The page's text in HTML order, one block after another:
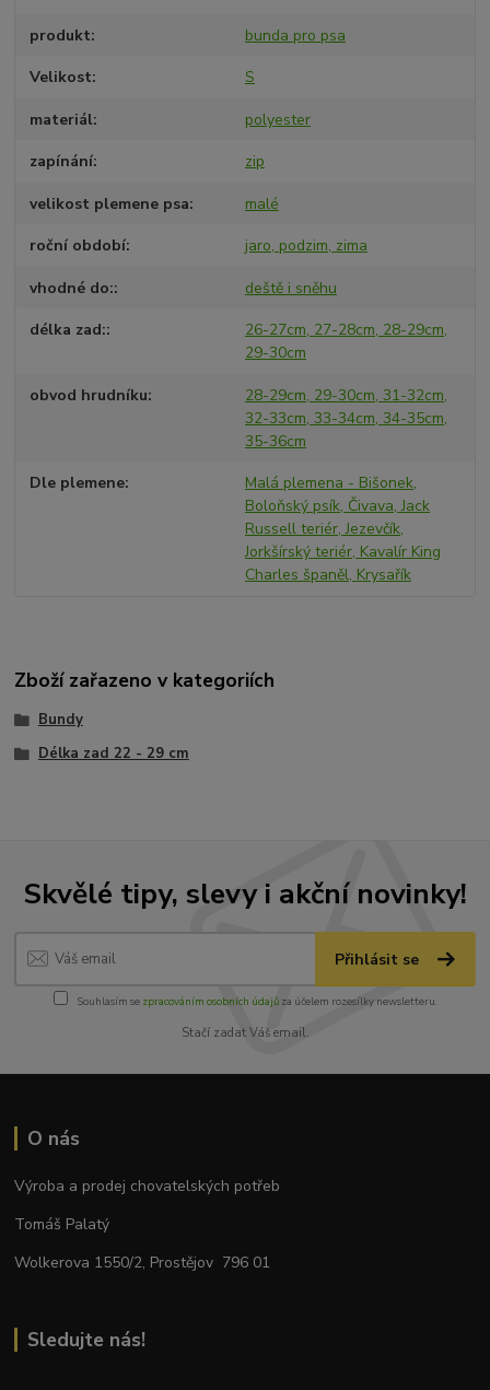
produkt bunda pro psa
Velikost S
materiál polyester
zapínání zip
velikost plemene psa malé
roční období jaro, podzim, zima
vhodné do: deště i sněhu
délka zad:
26-27cm, 27-28cm, 28-29cm,
29-30cm
obvod hrudníku
28-29cm, 29-30cm, 31-32cm,
32-33cm, 33-34cm, 34-35cm,
35-36cm
Dle plemene
Malá plemena - Bišonek,
Boloňský psík, Čivava, Jack
Russell teriér, Jezevčík,
Jorkšírský teriér, Kavalír King
Charles španěl, Krysařík
Zboží zařazeno v kategoriích
Bundy
Délka zad 22 - 29 cm
Skvělé tipy, slevy i akční novinky!
Přihlásit se
Souhlasím se zpracováním osobních údajůza účelem rozesílky newsletteru.
Stačí zadat Váš email.
O nás
Výroba a prodej chovatelských potřeb
Tomáš Palatý
Wolkerova 1550/2, Prostějov 796 01
Sledujte nás!